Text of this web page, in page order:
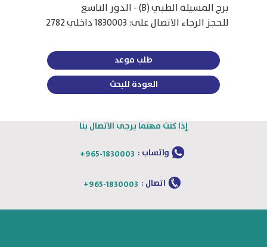
برج المسيلة الطبي (B) - الدور التاسع
للحجز الرجاء الاتصال على: 1830003 داخلي 2782
طلب موعد
العودة للبحث
إذا كنت مهتما يرجى الاتصال بنا
واتساب : +965-1830003
اتصال : +965-1830003